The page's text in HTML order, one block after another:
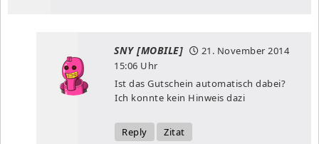
SNY [MOBILE]
21. November 2014
15:06 Uhr
Ist das Gutschein automatisch dabei?
Ich konnte kein Hinweis dazi
Reply Zitat